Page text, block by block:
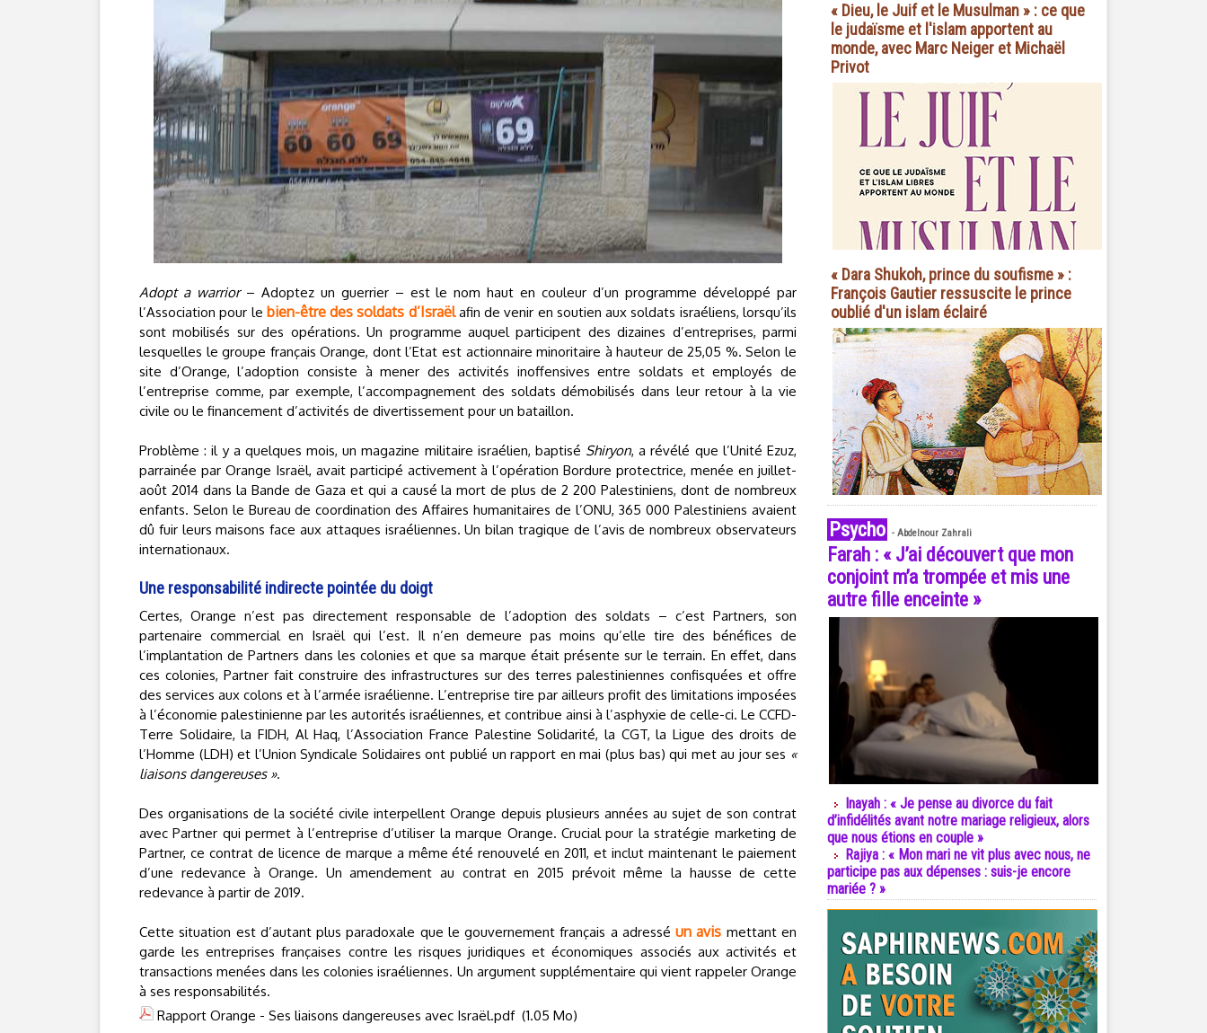
Adopt a warrior– Adoptez un guerrier – est le nom haut en couleur d’un programme développé par
l’Association pour le bien-être des soldats d’Israëlafin de venir en soutien aux soldats israéliens, lorsqu’ils
sont mobilisés sur des opérations. Un programme auquel participent des dizaines d’entreprises, parmi
lesquelles le groupe français Orange, dont l’Etat est actionnaire minoritaire à hauteur de 25,05 %. Selon le
site d’Orange, l’adoption consiste à mener des activités inoffensives entre soldats et employés de
l’entreprise comme, par exemple, l’accompagnement des soldats démobilisés dans leur retour à la vie
civile ou le financement d’activités de divertissement pour un bataillon.
Problème : il y a quelques mois, un magazine militaire israélien, baptisé Shiryon, a révélé que l’Unité Ezuz,
parrainée par Orange Israël, avait participé activement à l’opération Bordure protectrice, menée en juillet-
août 2014 dans la Bande de Gaza et qui a causé la mort de plus de 2 200 Palestiniens, dont de nombreux
enfants. Selon le Bureau de coordination des Affaires humanitaires de l’ONU, 365 000 Palestiniens avaient
dû fuir leurs maisons face aux attaques israéliennes. Un bilan tragique de l’avis de nombreux observateurs
internationaux.
Une responsabilité indirecte pointée du doigt
Certes, Orange n’est pas directement responsable de l’adoption des soldats – c’est Partners, son
partenaire commercial en Israël qui l’est. Il n’en demeure pas moins qu’elle tire des bénéfices de
l’implantation de Partners dans les colonies et que sa marque était présente sur le terrain. En effet, dans
ces colonies, Partner fait construire des infrastructures sur des terres palestiniennes confisquées et offre
des services aux colons et à l’armée israélienne. L’entreprise tire par ailleurs profit des limitations imposées
à l’économie palestinienne par les autorités israéliennes, et contribue ainsi à l’asphyxie de celle-ci. Le CCFD-
Terre Solidaire, la FIDH, Al Haq, l’Association France Palestine Solidarité, la CGT, la Ligue des droits de
l’Homme (LDH) et l’Union Syndicale Solidaires ont publié un rapport en mai (plus bas) qui met au jour ses «
liaisons dangereuses ».
Des organisations de la société civile interpellent Orange depuis plusieurs années au sujet de son contrat
avec Partner qui permet à l’entreprise d’utiliser la marque Orange. Crucial pour la stratégie marketing de
Partner, ce contrat de licence de marque a même été renouvelé en 2011, et inclut maintenant le paiement
d’une redevance à Orange. Un amendement au contrat en 2015 prévoit même la hausse de cette
redevance à partir de 2019.
Cette situation est d’autant plus paradoxale que le gouvernement français a adresséun avis mettant en
garde les entreprises françaises contre les risques juridiques et économiques associés aux activités et
transactions menées dans les colonies israéliennes. Un argument supplémentaire qui vient rappeler Orange
à ses responsabilités.
Rapport Orange - Ses liaisons dangereuses avec Israël.pdf (1.05 Mo)
« Dieu, le Juif et le Musulman » : ce que
le judaïsme et l'islam apportent au
monde, avec Marc Neiger et Michaël
Privot
« Dara Shukoh, prince du soufisme » :
François Gautier ressuscite le prince
oublié d'un islam éclairé
Psycho - Abdelnour Zahrali
Farah : « J’ai découvert que mon
conjoint m’a trompée et mis une
autre fille enceinte »
Inayah : « Je pense au divorce du fait
d’infidélités avant notre mariage religieux, alors
que nous étions en couple »
Rajiya : « Mon mari ne vit plus avec nous, ne
participe pas aux dépenses : suis-je encore
mariée ? »